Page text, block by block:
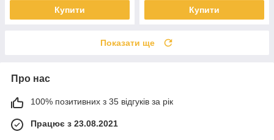
Купити Купити
Показати ще
Про нас
100% позитивних з 35 відгуків за рік
Працює з 23.08.2021